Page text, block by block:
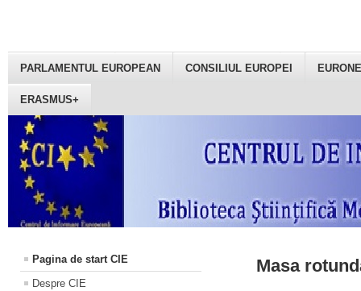
PARLAMENTUL EUROPEAN CONSILIUL EUROPEI
ERASMUS+
Pagina de start CIE
Despre CIE
Masa